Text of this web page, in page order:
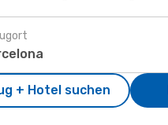
+ Hotel suchen